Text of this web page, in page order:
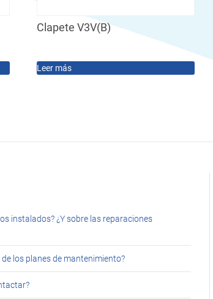
Clapete V3V(B)
Leer más
instalados? ¿Y sobre las reparaciones
los planes de mantenimiento?